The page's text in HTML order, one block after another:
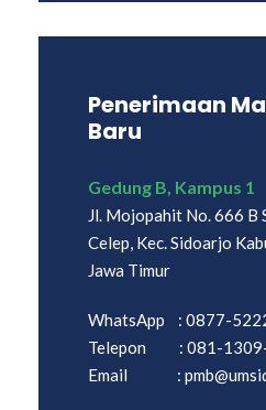
Penerimaan
Baru
Gedung B, Kampus 1
Jl. Mojopahit No. 666 B
Celep, Kec. Sidoarjo
Jawa Timur
WhatsApp : 0877-
Telepon : 081-
Email :